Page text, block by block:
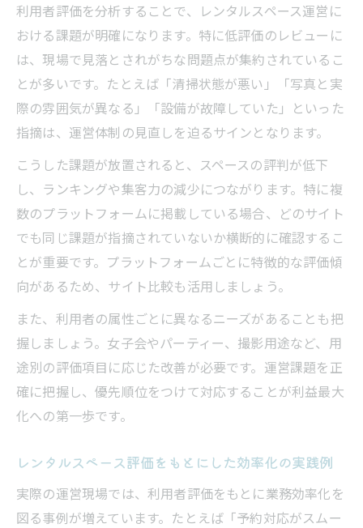
利用者評価を分析することで、レンタルスペース運営に
おける課題が明確になります。特に低評価のレビューに
は、現場で見落とされがちな問題点が集約されているこ
とが多いです。たとえば「清掃状態が悪い」「写真と実
際の雰囲気が異なる」「設備が故障していた」といった
指摘は、運営体制の見直しを迫るサインとなります。
こうした課題が放置されると、スペースの評判が低下
し、ランキングや集客力の減少につながります。特に複
数のプラットフォームに掲載している場合、どのサイト
でも同じ課題が指摘されていないか横断的に確認するこ
とが重要です。プラットフォームごとに特徴的な評価傾
向があるため、サイト比較も活用しましょう。
また、利用者の属性ごとに異なるニーズがあることも把
握しましょう。女子会やパーティー、撮影用途など、用
途別の評価項目に応じた改善が必要です。運営課題を正
確に把握し、優先順位をつけて対応することが利益最大
化への第一歩です。
レンタルスペース評価をもとにした効率化の実践例
実際の運営現場では、利用者評価をもとに業務効率化を
図る事例が増えています。たとえば「予約対応がスムー